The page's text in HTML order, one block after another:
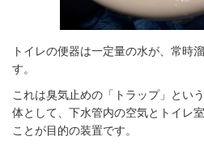
トイレの便器は一定量の水が、常時
す。
これは臭気止めの「トラップ」とい
体として、下水管内の空気とトイレ
ことが目的の装置です。